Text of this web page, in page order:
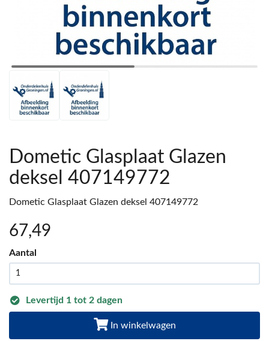
Dometic Glasplaat Glazen
deksel 407149772
Dometic Glasplaat Glazen deksel 407149772
67,49
Aantal
Levertijd 1 tot 2 dagen
In winkelwagen